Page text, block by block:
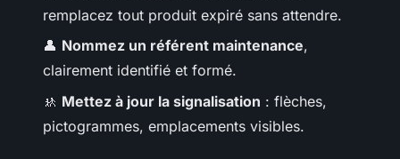
remplacez tout produit expiré sans attendre.
👤 Nommez un référent maintenance,
clairement identifié et formé.
🚸 Mettez à jour la signalisation : flèches,
pictogrammes, emplacements visibles.